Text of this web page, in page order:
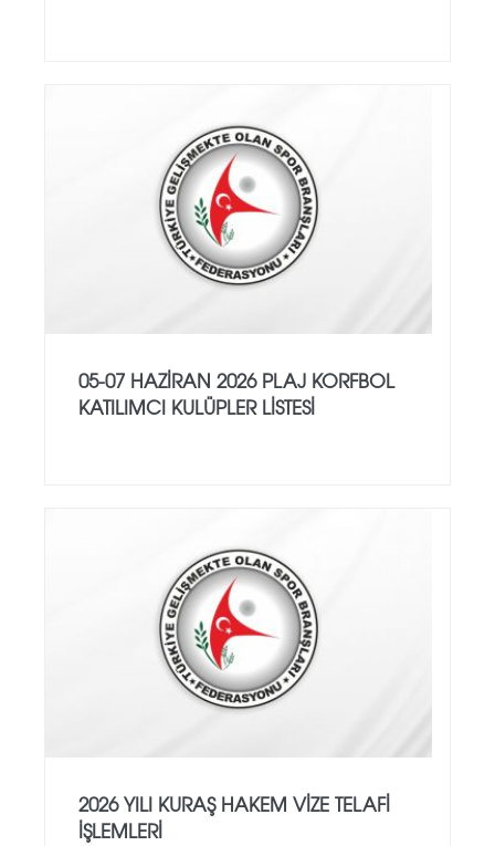
05-07 HAZİRAN 2026 PLAJ KORFBOL
KATILIMCI KULÜPLER LİSTESİ
2026 YILI KURAŞ HAKEM VİZE TELAFİ
İŞLEMLERİ